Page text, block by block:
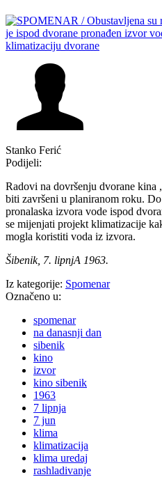
Stanko Ferić
Podijeli:
Radovi na dovršenju dvorane kina
biti završeni u planiranom roku.
pronalaska izvora vode ispod
se mijenjati projekt klimatizacije
mogla koristiti voda iz izvora.
Šibenik, 7. lipnjA 1963.
Iz kategorije: Spomenar
Označeno u:
spomenar
na danasnji dan
sibenik
kino
izvor
kino sibenik
1963
7 lipnja
7 jun
klima
klimatizacija
klima uredaj
rashladivanje